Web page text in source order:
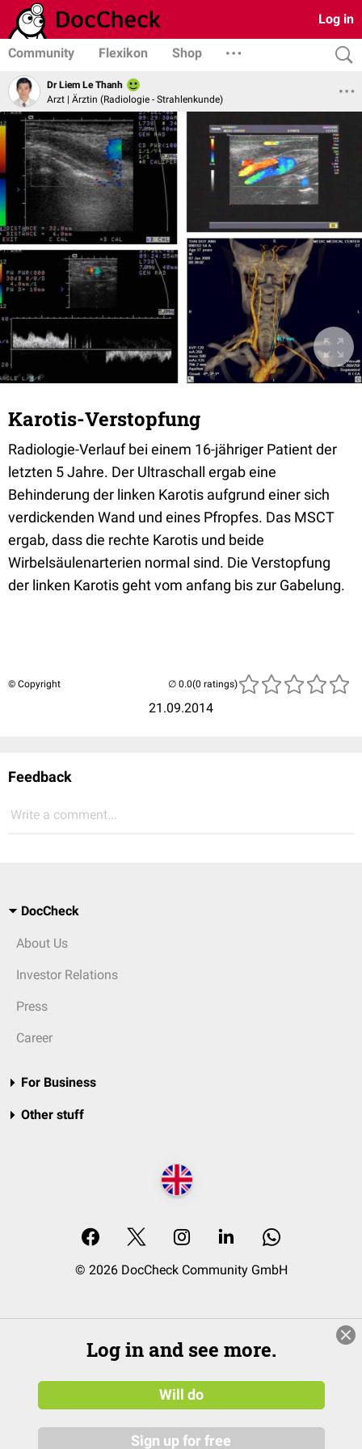
Log in
Community Flexikon Shop
Dr Liem Le Thanh
Arzt | Ärztin (Radiologie - Strahlenkunde)
Karotis-Verstopfung
Radiologie-Verlauf bei einem 16-jähriger Patient der
letzten 5 Jahre. Der Ultraschall ergab eine
Behinderung der linken Karotis aufgrund einer sich
verdickenden Wand und eines Pfropfes. Das MSCT
ergab, dass die rechte Karotis und beide
Wirbelsäulenarterien normal sind. Die Verstopfung
der linken Karotis geht vom anfang bis zur Gabelung.
© Copyright
21.09.2014
(0 ratings)
Feedback
Write a comment...
DocCheck
About Us
Investor Relations
Press
Career
For Business
Other stuff
© 2026 DocCheck Community GmbH
Log in and see more.
Will do
Sign up for free